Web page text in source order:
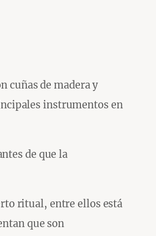
cuñas de madera y
instrumentos en
de que la
ritual, entre ellos está
que son